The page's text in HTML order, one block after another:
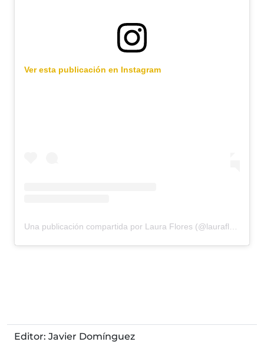
Ver esta publicación en Instagram
Una publicación compartida por Laura Flores (@laurafloresmx)
Editor: Javier Domínguez